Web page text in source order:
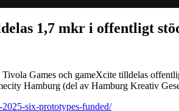
1,7 mkr i offentligt
Games och gameXcite tilldelas
Hamburg (del av Hamburg Kreativ
six-prototypes-funded/